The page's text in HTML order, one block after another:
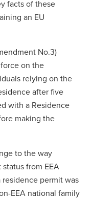
facts of these
an EU
No.3)
on the
relying on the
after five
with a Residence
making the
to the way
from EEA
permit was
EEA national family